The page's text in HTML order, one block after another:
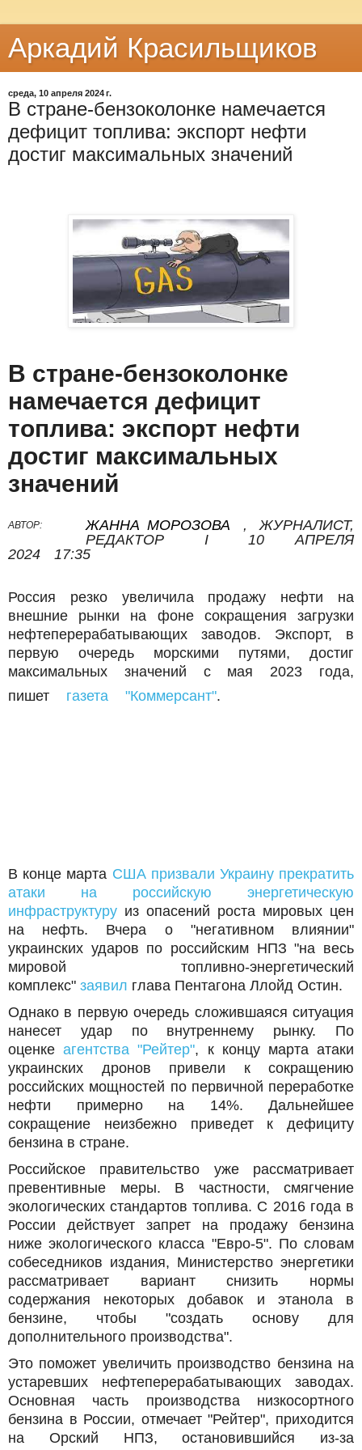
Аркадий Красильщиков
среда, 10 апреля 2024 г.
В стране-бензоколонке намечается
дефицит топлива: экспорт нефти
достиг максимальных значений
В стране-бензоколонке
намечается дефицит
топлива: экспорт нефти
достиг максимальных
значений
АВТОР: ЖАННА МОРОЗОВА ,
ЖУРНАЛИСТ,
РЕДАКТОР
I
10 АПРЕЛЯ
2024
17:35
Россия резко увеличила продажу нефти на
внешние рынки на фоне сокращения загрузки
нефтеперерабатывающих заводов. Экспорт, в
первую очередь морскими путями, достиг
максимальных значений с мая 2023 года,
пишет газета "Коммерсант".
В конце марта США призвали Украину прекратить
атаки на российскую энергетическую
инфраструктуру из опасений роста мировых цен
на нефть. Вчера о "негативном влиянии"
украинских ударов по российским НПЗ "на весь
мировой топливно-энергетический
комплекс" заявил глава Пентагона Ллойд Остин.
Однако в первую очередь сложившаяся ситуация
нанесет удар по внутреннему рынку. По
оценкеагентства "Рейтер", к концу марта атаки
украинских дронов привели к сокращению
российских мощностей по первичной переработке
нефти примерно на 14%. Дальнейшее
сокращение неизбежно приведет к дефициту
бензина в стране.
Российское правительство уже рассматривает
превентивные меры. В частности, смягчение
экологических стандартов топлива. С 2016 года в
России действует запрет на продажу бензина
ниже экологического класса "Евро-5". По словам
собеседников издания, Министерство энергетики
рассматривает вариант снизить нормы
содержания некоторых добавок и этанола в
бензине, чтобы "создать основу для
дополнительного производства".
Это поможет увеличить производство бензина на
устаревших нефтеперерабатывающих заводах.
Основная часть производства низкосортного
бензина в России, отмечает "Рейтер", приходится
на Орский НПЗ, остановившийся из-за